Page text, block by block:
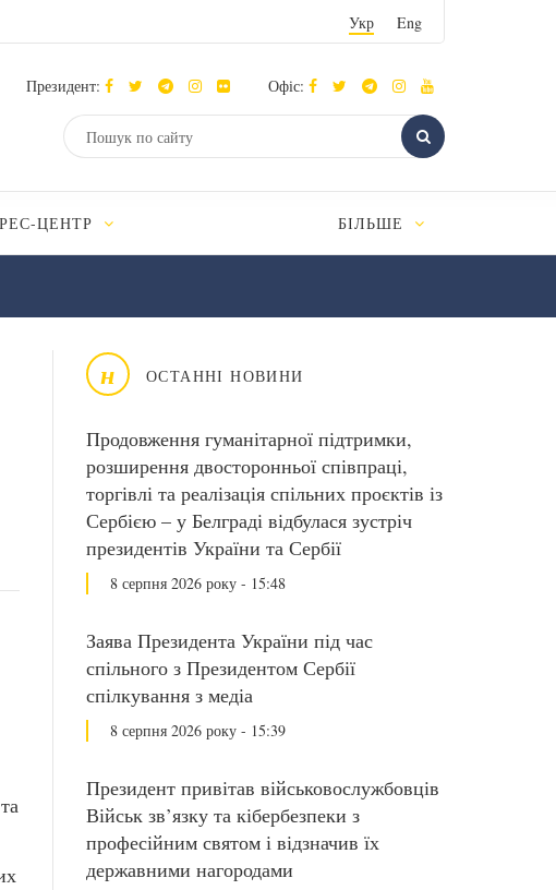
Укр Eng
Президент: Офіс:
ЦЕНТР БІЛЬШЕ
н ОСТАННІ НОВИНИ
Продовження гуманітарної підтримки,
розширення двосторонньої співпраці,
торгівлі та реалізація спільних проєктів із
Сербією – у Белграді відбулася зустріч
президентів України та Сербії
8 серпня 2026 року - 15:48
Заява Президента України під час
спільного з Президентом Сербії
спілкування з медіа
8 серпня 2026 року - 15:39
Президент привітав військовослужбовців
Військ зв’язку та кібербезпеки з
професійним святом і відзначив їх
державними нагородами